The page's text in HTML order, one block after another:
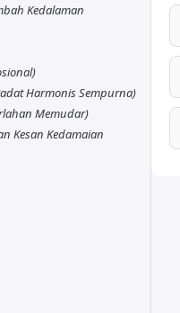
Kedalaman
Harmonis Sempurna)
Memudar)
Kesan Kedamaian